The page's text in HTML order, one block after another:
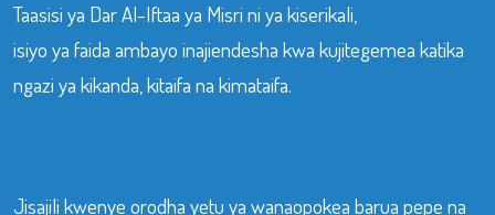
Taasisi ya Dar Al-Iftaa ya Misri ni ya kiserikali,
isiyo ya faida ambayo inajiendesha kwa kujitegemea katika
ngazi ya kikanda, kitaifa na kimataifa.
Jisajili kwenye orodha yetu ya wanaopokea barua pepe na